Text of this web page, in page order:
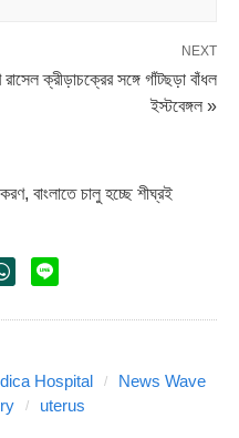
NEXT
ক্রীড়াচক্রের সঙ্গে গাঁটছড়া বাঁধল
ইস্টবেঙ্গল »
বাংলাতে চালু হচ্ছে শীঘ্রই
Hospital
News Wave
uterus